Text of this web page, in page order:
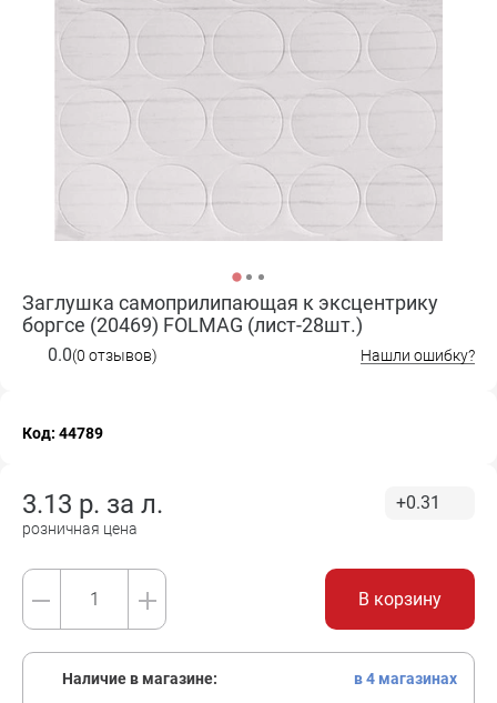
Заглушка самоприлипающая к эксцентрику
боргсе (20469) FOLMAG (лист-28шт.)
0.0(0 отзывов) Нашли ошибку?
Код: 44789
3.13 р. за л.
розничная цена
+0.31
В корзину
Наличие в магазине: в 4 магазинах